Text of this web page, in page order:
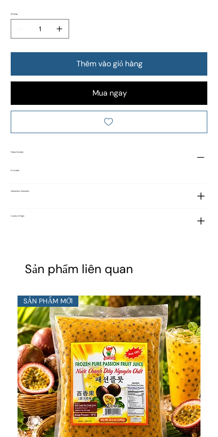
Số lượng
Thêm vào giỏ hàng
Mua ngay
Product Number
FF 00690
Vietnamese Translation
Country of Origin
Sản phẩm liên quan
SẢN PHẨM MỚI